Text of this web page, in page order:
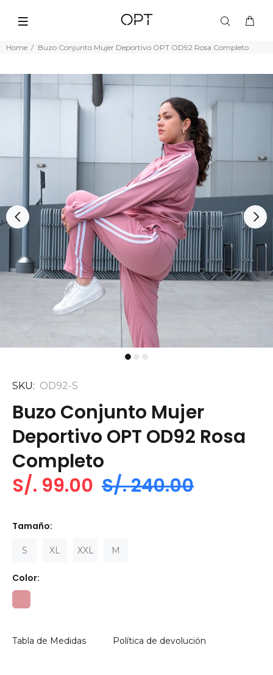
Home Buzo Conjunto Mujer Deportivo OPT OD92 Rosa Completo
SKU: OD92-S
Buzo Conjunto Mujer
Deportivo OPT OD92 Rosa
Completo
S/. 99.00 S/. 240.00
Tamaño:
S XL XXL M
Color:
Tabla de Medidas Política de devolución